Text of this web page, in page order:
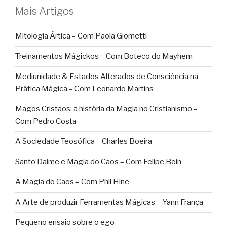
Mais Artigos
Mitologia Ártica – Com Paola Giometti
Treinamentos Mágickos – Com Boteco do Mayhem
Mediunidade & Estados Alterados de Consciência na
Prática Mágica – Com Leonardo Martins
Magos Cristãos: a história da Magia no Cristianismo –
Com Pedro Costa
A Sociedade Teosófica – Charles Boeira
Santo Daime e Magia do Caos – Com Felipe Boin
A Magia do Caos – Com Phil Hine
A Arte de produzir Ferramentas Mágicas – Yann França
Pequeno ensaio sobre o ego